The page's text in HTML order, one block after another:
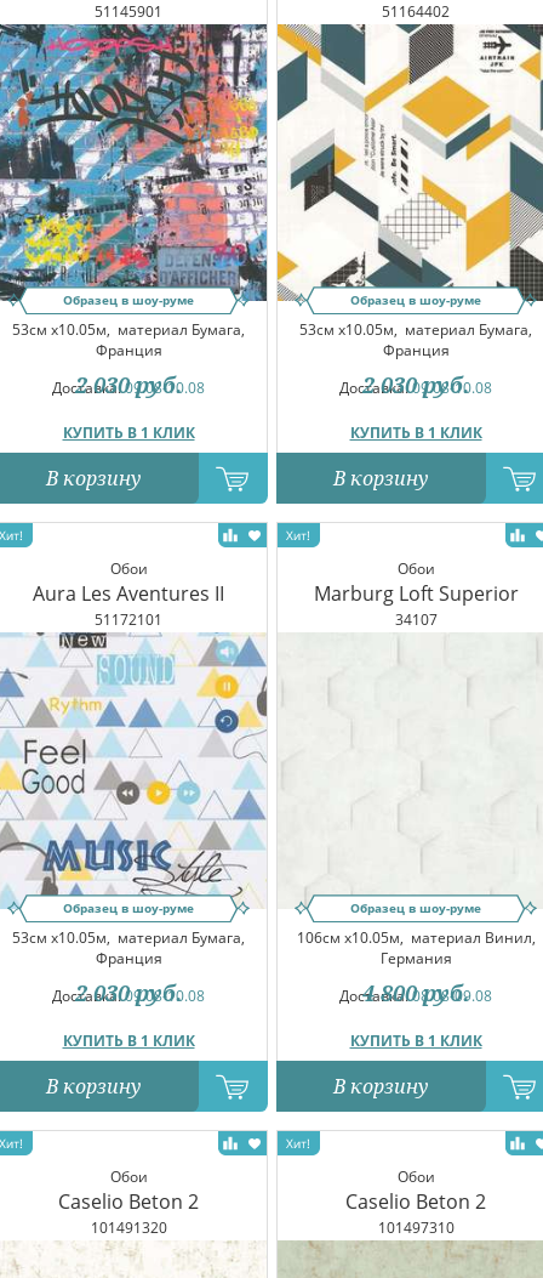
51145901
Образец в шоу-руме
53см x10.05м, материал Бумага,
Франция
Доставка:09.08-10.08
КУПИТЬ В 1 КЛИК
2 030 руб.
В корзину
51164402
Образец в шоу-руме
53см x10.05м, материал Бумага,
Франция
Доставка:09.08-10.08
КУПИТЬ В 1 КЛИК
2 030 руб.
В корзину
Обои
Aura Les Aventures II
51172101
Образец в шоу-руме
53см x10.05м, материал Бумага,
Франция
Доставка:09.08-10.08
КУПИТЬ В 1 КЛИК
2 030 руб.
В корзину
Обои
Marburg Loft Superior
34107
Образец в шоу-руме
106см x10.05м, материал Винил,
Германия
Доставка:08.08-09.08
КУПИТЬ В 1 КЛИК
4 800 руб.
В корзину
Обои
Caselio Beton 2
101491320
Обои
Caselio Beton 2
101497310